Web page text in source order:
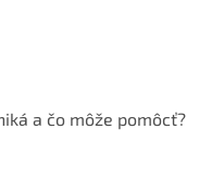
a čo môže pomôcť?